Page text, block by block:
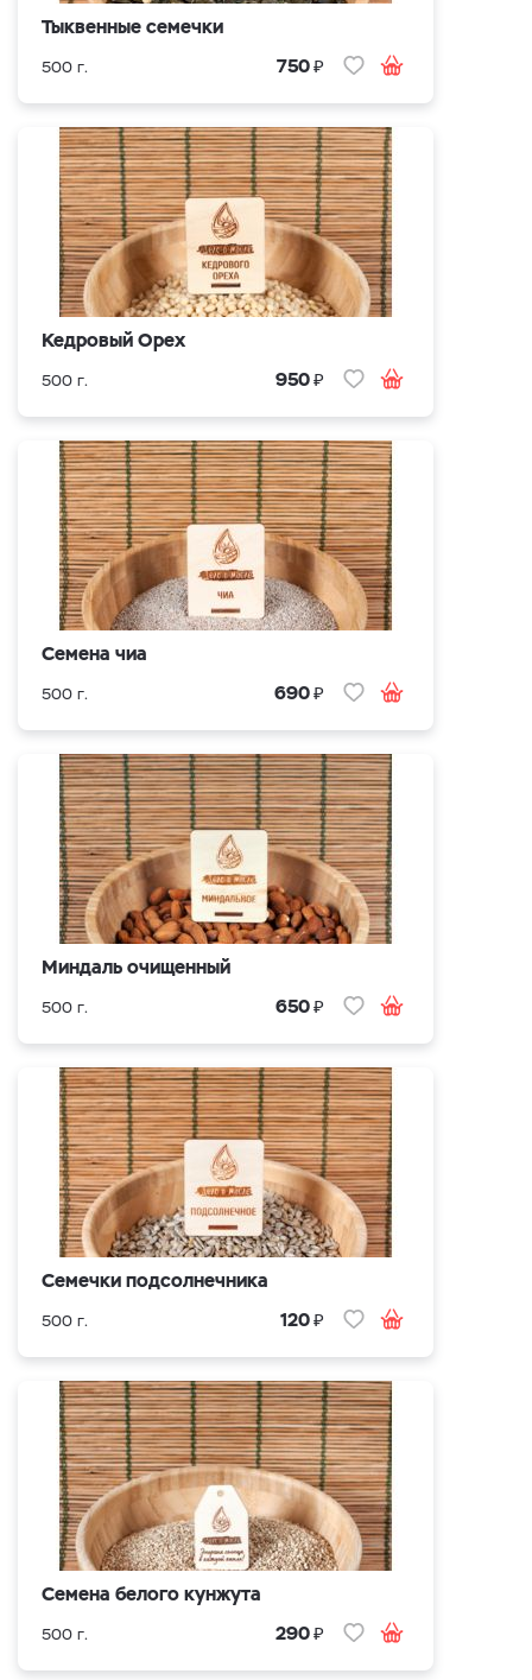
Тыквенные семечки
500 г. 750₽
Кедровый Орех
500 г. 950₽
Семена чиа
500 г. 690₽
Миндаль очищенный
500 г. 650₽
Семечки подсолнечника
500 г. 120₽
Семена белого кунжута
500 г. 290₽